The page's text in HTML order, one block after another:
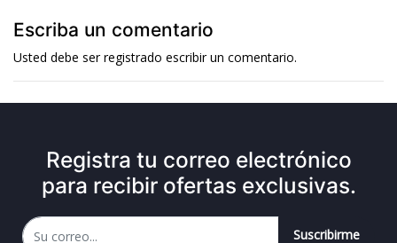
Escriba un comentario
Usted debe serregistrado escribir un comentario.
Registra tu correo electrónico
para recibir ofertas exclusivas.
Suscribirme